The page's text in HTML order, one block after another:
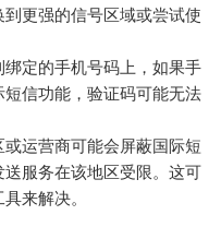
更强的信号区域或尝试使
绑定的手机号码上，如果手
信功能，验证码可能无法
或运营商可能会屏蔽国际短
服务在该地区受限。这可
来解决。